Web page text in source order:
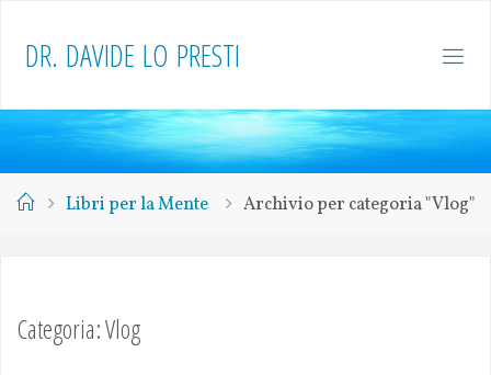
DR. DAVIDE LO PRESTI
Libri per la Mente Archivio per categoria "Vlog"
Categoria: Vlog